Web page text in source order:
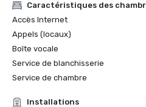
Caractéristiques des
Accès Internet
Appels (locaux)
Boîte vocale
Service de blanchisserie
Service de chambre
Installations